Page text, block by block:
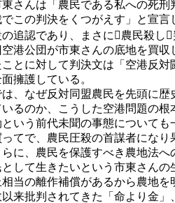
さんは「農民である私への死刑
この判決をくつがえす」と宣
の追認であり、まさに農民殺し
港公団が市東さんの底地を買収
ことに対して判決文は「空港反
擁護している。
、なぜ反対同盟農民を先頭に歴
いるのか、こうした空港問題の
という前代未聞の事態について
ってで、農民圧殺の首謀者にな
に、農民を保護すべき農地法へ
として生きたいという市東さん
当の離作補償があるから農地
来批判されてきた「命より金